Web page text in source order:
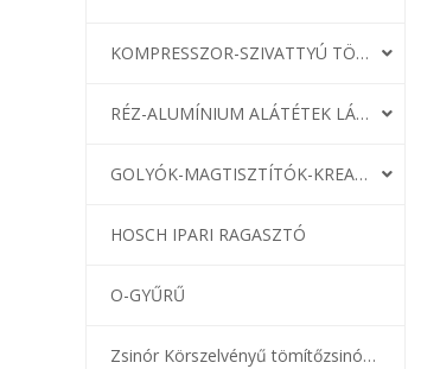
KOMPRESSZOR-SZIVATTYÚ TÖMÍTÉS
RÉZ-ALUMÍNIUM ALÁTÉTEK LÁGYÍTVA
GOLYÓK-MAGTISZTÍTÓK-KREATÍV
HOSCH IPARI RAGASZTÓ
O-GYŰRŰ
Zsinór Körszelvényű tömítőzsinórok